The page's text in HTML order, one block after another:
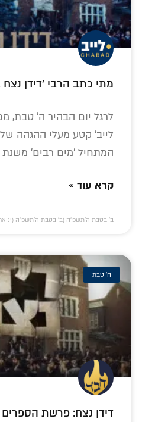
מתי כתב הרבי 'דידן נצח
לרגל יום הבהיר ה' טבת,
לייב' קטע מעלי ההגהה
המתחיל 'מים רבים' משנת
קרא עוד »
ב׳ בטבת ה׳תשפ״ה (ב׳ בטבת ה׳תשפ״ה (ינואר 2,
ה' טבת
דידן נצח: פרשת